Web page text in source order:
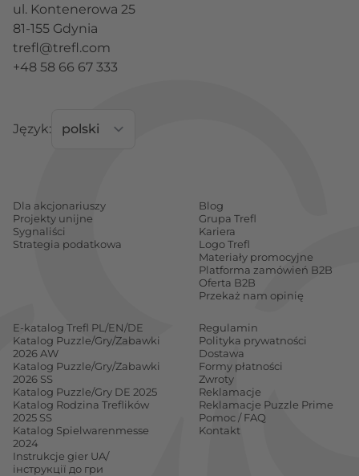
ul. Kontenerowa 25
81-155 Gdynia
trefl@trefl.com
+48 58 66 67 333
Język:
Dla akcjonariuszy
Projekty unijne
Sygnaliści
Strategia podatkowa
Blog
Grupa Trefl
Kariera
Logo Trefl
Materiały promocyjne
Platforma zamówień B2B
Oferta B2B
Przekaż nam opinię
E-katalog Trefl PL/EN/DE
Katalog Puzzle/Gry/Zabawki
2026 AW
Katalog Puzzle/Gry/Zabawki
2026 SS
Katalog Puzzle/Gry DE 2025
Katalog Rodzina Treflików
2025 SS
Katalog Spielwarenmesse
2024
Instrukcje gier UA/
інструкції до гри
Regulamin
Polityka prywatności
Dostawa
Formy płatności
Zwroty
Reklamacje
Reklamacje Puzzle Prime
Pomoc / FAQ
Kontakt